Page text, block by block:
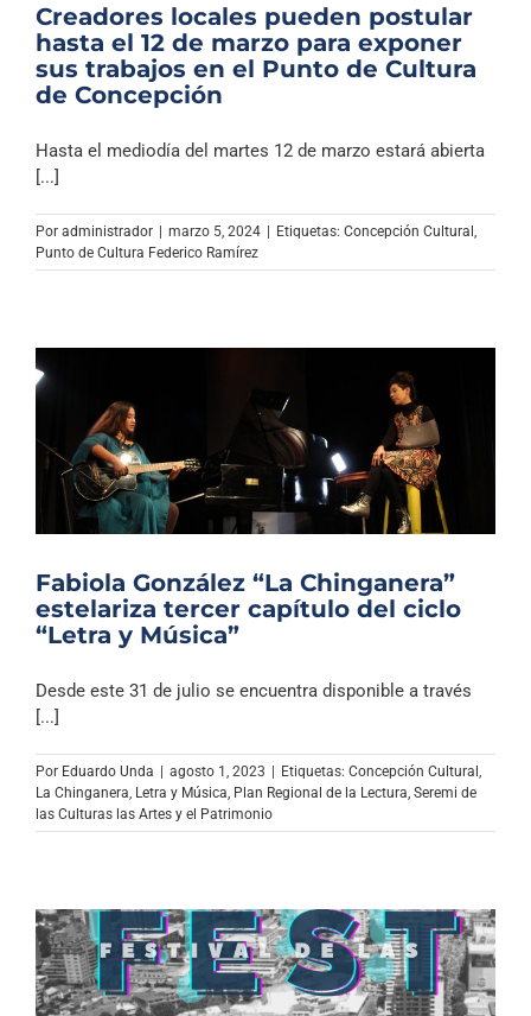
Creadores locales pueden postular
hasta el 12 de marzo para exponer
sus trabajos en el Punto de Cultura
de Concepción
Hasta el mediodía del martes 12 de marzo estará abierta
[...]
Por administrador | marzo 5, 2024 | Etiquetas: Concepción Cultural
Punto de Cultura Federico Ramírez
Fabiola González “La Chinganera”
estelariza tercer capítulo del ciclo
“Letra y Música”
Desde este 31 de julio se encuentra disponible a través
[...]
Por Eduardo Unda agosto 1, 2023 Etiquetas: Concepción Cultural ,
La Chinganera, Letra y Música, Plan Regional de la Lectura, Seremi de
las Culturas las Artes y el Patrimonio